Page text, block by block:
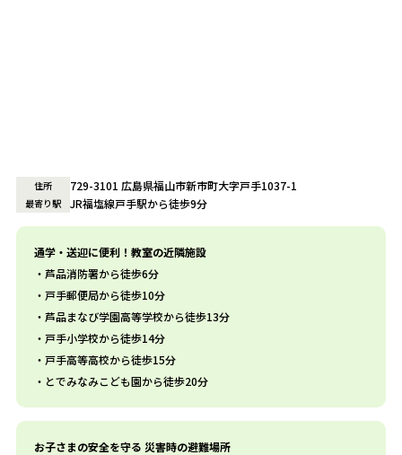
住所 729-3101 広島県福山市新市町大字戸手1037-1
最寄り駅 JR福塩線戸手駅から徒歩9分
通学・送迎に便利！教室の近隣施設
芦品消防署から徒歩6分
戸手郵便局から徒歩10分
芦品まなび学園高等学校から徒歩13分
戸手小学校から徒歩14分
戸手高等高校から徒歩15分
とでみなみこども園から徒歩20分
お子さまの安全を守る 災害時の避難場所